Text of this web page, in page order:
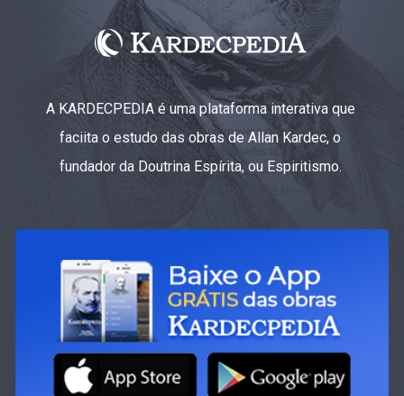
A KARDECPEDIA é uma plataforma interativa que
faciita o estudo das obras de Allan Kardec, o
fundador da Doutrina Espírita, ou Espiritismo.